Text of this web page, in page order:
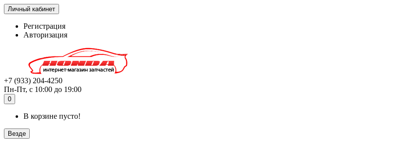
Личный кабинет
Регистрация
Авторизация
+7 (933) 204-4250
Пн-Пт, с 10:00 до 19:00
0
В корзине пусто!
Везде